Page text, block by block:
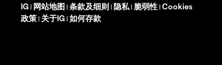
IG | 网站地图 | 条款及细则 | 隐私 | 脆弱性 | Cookies
政策 | 关于IG | 如何存款